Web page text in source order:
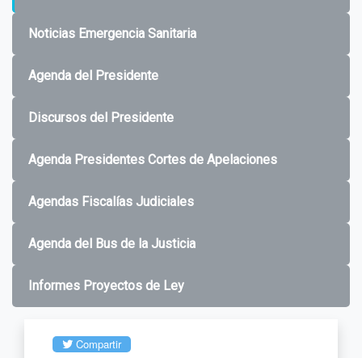
Noticias Emergencia Sanitaria
Agenda del Presidente
Discursos del Presidente
Agenda Presidentes Cortes de Apelaciones
Agendas Fiscalías Judiciales
Agenda del Bus de la Justicia
Informes Proyectos de Ley
Compartir